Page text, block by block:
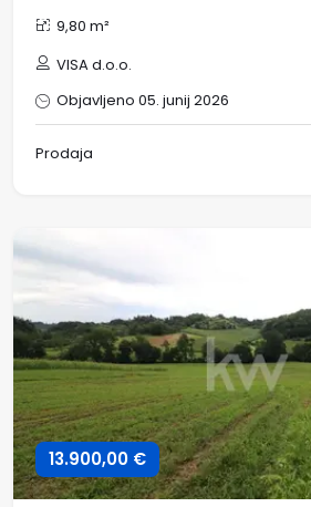
9,80 m²
VISA d.o.o.
Objavljeno 05. junij 2026
Prodaja
13.900,00 €